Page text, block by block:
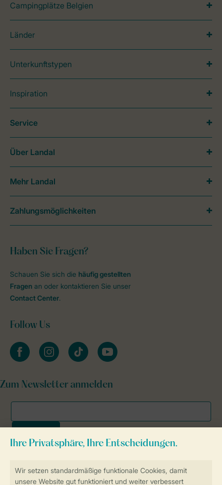
Sicher und schnell zur Online-Buchung
Campingplätze Belgien
Länder
Unterkunftstypen
Inspiration
Haben Sie Fragen?
Schauen Sie sich die häufig gestellten
Fragen an oder kontaktieren Sie unser
Contact Center.
Follow Us
facebookinstagramtiktok youtube
Zum Newsletter anmelden
Service
Über Landal
Mehr Landal
Zahlungsmöglichkeiten